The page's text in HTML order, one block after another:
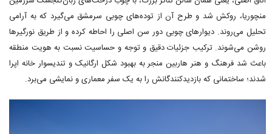
منچوریا، روکش شد و طرح آن از توده‌های چوبی سرمشق می‌گیرد که به آرامی
تحلیل می‌روند. دیوارهای چوبی دور سن اصلی را احاطه کرده و از طریق نورگیرها
روشن می‌شوند. ترکیب جزئیات دقیق و توجه و حساسیت نسبت به هویت منطقه
باعث شد فرهنگ و هنر هاربین منجر به بهبود شکل ارگانیک و تندیسوار خانه اپرا
شدند؛ ساختمانی که بازدیدکنندگانش را به یک سفر معماری و نمایشی می‌برد.